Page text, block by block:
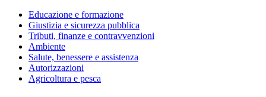
Educazione e formazione
Giustizia e sicurezza pubblica
Tributi, finanze e contravvenzioni
Ambiente
Salute, benessere e assistenza
Autorizzazioni
Agricoltura e pesca